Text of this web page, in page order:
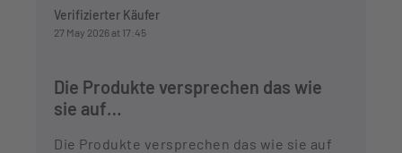
Verifizierter Käufer
27 May 2026 at 17:45
Die Produkte versprechen das wie
sie auf…
Die Produkte versprechen das wie sie auf